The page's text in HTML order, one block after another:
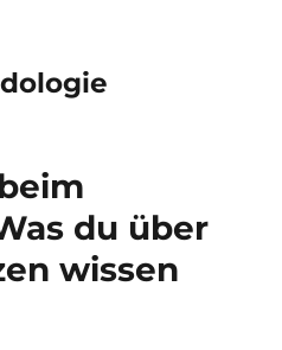
du über
wissen